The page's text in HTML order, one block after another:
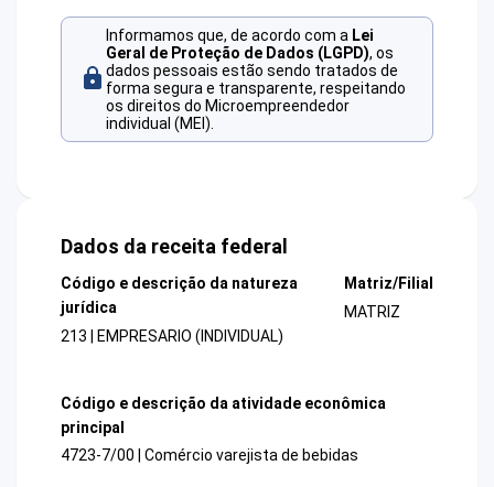
Informamos que, de acordo com a Lei
Geral de Proteção de Dados (LGPD), os
dados pessoais estão sendo tratados de
forma segura e transparente, respeitando
os direitos do Microempreendedor
individual (MEI).
Dados da receita federal
Código e descrição da natureza
jurídica
213 | EMPRESARIO (INDIVIDUAL)
Matriz/Filial
MATRIZ
Código e descrição da atividade econômica
principal
4723-7/00 | Comércio varejista de bebidas